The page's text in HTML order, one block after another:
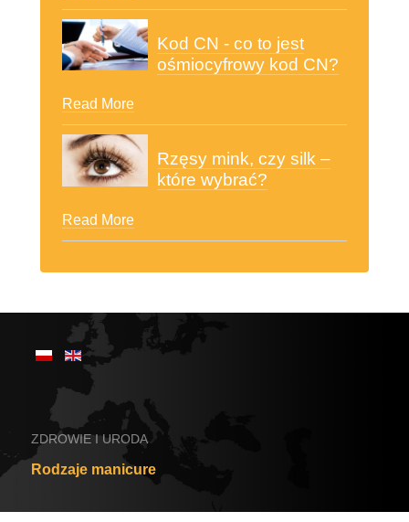
Kod CN - co to jest
ośmiocyfrowy kod CN?
Read More
Rzęsy mink, czy silk –
które wybrać?
Read More
ZDROWIE I URODA
Rodzaje manicure